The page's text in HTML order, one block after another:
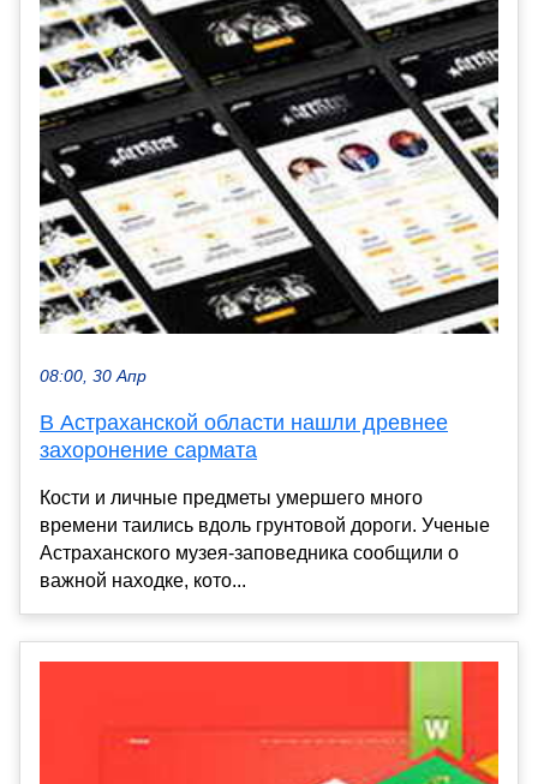
08:00, 30 Апр
В Астраханской области нашли древнее
захоронение сармата
Кости и личные предметы умершего много
времени таились вдоль грунтовой дороги. Ученые
Астраханского музея-заповедника сообщили о
важной находке, кото...